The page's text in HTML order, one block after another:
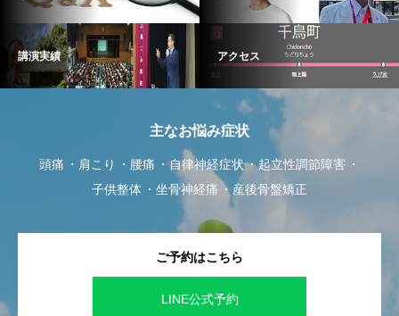
講演実績 アクセス
主なお悩み症状
頭痛 肩こり 腰痛 自律神経症状
起立性調節障害
子供整体
坐骨神経痛 産後骨盤矯正
ご予約はこちら
LINE公式予約